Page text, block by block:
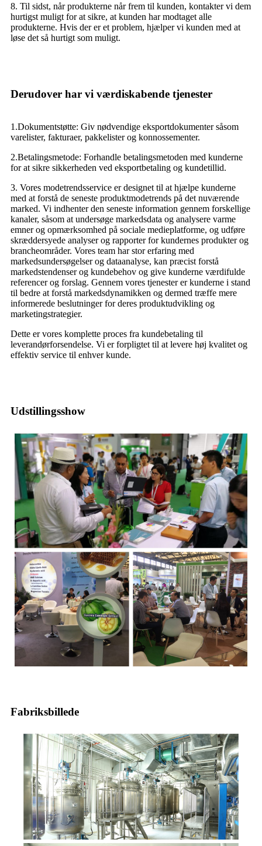
8. Til sidst, når produkterne når frem til kunden, kontakter vi dem
hurtigst muligt for at sikre, at kunden har modtaget alle
produkterne. Hvis der er et problem, hjælper vi kunden med at
løse det så hurtigt som muligt.
Derudover har vi værdiskabende tjenester
1.Dokumentstøtte: Giv nødvendige eksportdokumenter såsom
varelister, fakturaer, pakkelister og konnossementer.
2.Betalingsmetode: Forhandle betalingsmetoden med kunderne
for at sikre sikkerheden ved eksportbetaling og kundetillid.
3. Vores modetrendsservice er designet til at hjælpe kunderne
med at forstå de seneste produktmodetrends på det nuværende
marked. Vi indhenter den seneste information gennem forskellige
kanaler, såsom at undersøge markedsdata og analysere varme
emner og opmærksomhed på sociale medieplatforme, og udføre
skræddersyede analyser og rapporter for kundernes produkter og
brancheområder. Vores team har stor erfaring med
markedsundersøgelser og dataanalyse, kan præcist forstå
markedstendenser og kundebehov og give kunderne værdifulde
referencer og forslag. Gennem vores tjenester er kunderne i stand
til bedre at forstå markedsdynamikken og dermed træffe mere
informerede beslutninger for deres produktudvikling og
marketingstrategier.
Dette er vores komplette proces fra kundebetaling til
leverandørforsendelse. Vi er forpligtet til at levere høj kvalitet og
effektiv service til enhver kunde.
Udstillingsshow
Fabriksbillede